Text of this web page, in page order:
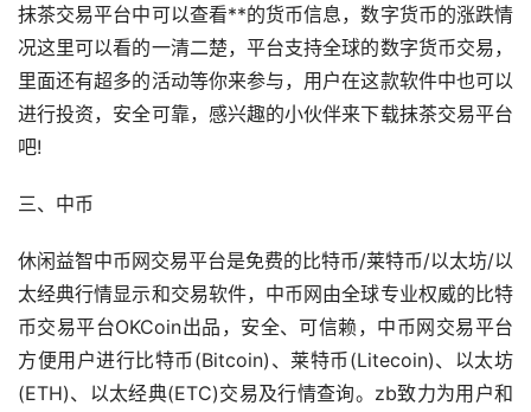
抹茶交易平台中可以查看**的货币信息，数字货币的涨跌情
况这里可以看的一清二楚，平台支持全球的数字货币交易，
里面还有超多的活动等你来参与，用户在这款软件中也可以
进行投资，安全可靠，感兴趣的小伙伴来下载抹茶交易平台
吧!
三、中币
休闲益智中币网交易平台是免费的比特币/莱特币/以太坊/以
太经典行情显示和交易软件，中币网由全球专业权威的比特
币交易平台OKCoin出品，安全、可信赖，中币网交易平台
方便用户进行比特币(Bitcoin)、莱特币(Litecoin)、以太坊
(ETH)、以太经典(ETC)交易及行情查询。zb致力为用户和